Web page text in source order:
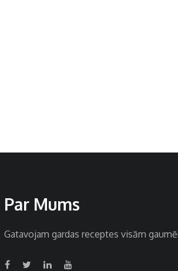
Par Mums
Gatavojam gardas receptes visām